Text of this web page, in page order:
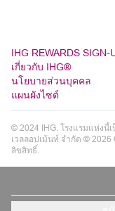
IHG REWARDS SIGN-
เกี่ยวกับ IHG®
นโยบายส่วนบุคคล
แผนผังไซต์
© 2024 IHG. โรงแรมแห่งนี้
เวลลอปเม้นท์ จำกัด © 2026
ลิขสิทธิ์.